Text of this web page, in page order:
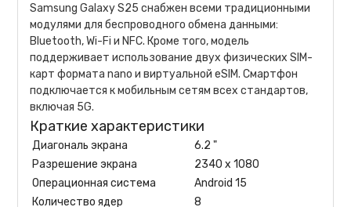
Samsung Galaxy S25 снабжен всеми традиционными
модулями для беспроводного обмена данными:
Bluetooth, Wi-Fi и NFC. Кроме того, модель
поддерживает использование двух физических SIM-
карт формата nano и виртуальной eSIM. Смартфон
подключается к мобильным сетям всех стандартов,
включая 5G.
Краткие характеристики
Диагональ экрана
6.2 "
Разрешение экрана
2340 x 1080
Операционная система
Android 15
Количество ядер
8